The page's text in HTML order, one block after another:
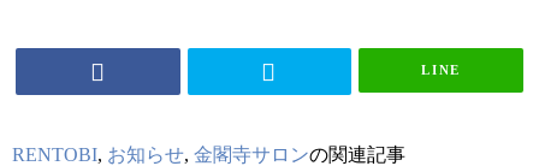
LINE
RENTOBI, お知らせ, 金閣寺サロンの関連記事